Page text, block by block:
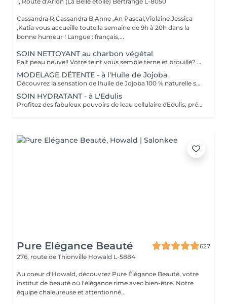
Cassandra R,Cassandra B,Anne ,An Pascal,Violaine Jessica
,Katia vous accueille toute la semaine de 9h à 20h dans la
bonne humeur ! Langue : français,...
SOIN NETTOYANT au charbon végétal
Fait peau neuve!! Votre teint vous semble terne et brouillé? vous ressentez le besoin de nettoyer votre peau ?.Ce soin nettoyant s'adresse à vous. Il permettra de traiter votre peau sans la décaper. Purifié et detoxifiie votre visage retrouve un teint unifié, frais et lumineux. Une vraie bouffée d'oxygène pour votre peau !! Idéal pour les peaux mixtes à Grasses
MODELAGE DÉTENTE - à l'Huile de Jojoba
Découvrez la sensation de lhuile de Jojoba 100 % naturelle sur votre peau. Nourrie, votre peau retrouve tout son confort. Libéré de ses tensions grâce aux mains habiles de notre esthéticienne, votre visage est détendu. Bénéfices : Nourrie, votre peau retrouve tout son confort.
SOIN HYDRATANT - à L'Edulis
Profitez des fabuleux pouvoirs de leau cellulaire dEdulis, précieuse source dhydratation continue. Après la brumisation du Sérum concentré en eau cellulaire, le Masque Crème ressourçant se transforme en une texture soyeuse qui fond sur votre peau sous le délicat modelage de notre esthéticienne. Bénéfices : Gorgée deau, votre peau retrouve douceur, souplesse et éclat. Retrouvez le confort dune peau hydratée en continu.
Pure Elégance Beauté
627
276, route de Thionville Howald L-5884
Au coeur d'Howald, découvrez Pure Élégance Beauté, votre
institut de beauté où l'élégance rime avec bien-être. Notre
équipe chaleureuse et attentionné...